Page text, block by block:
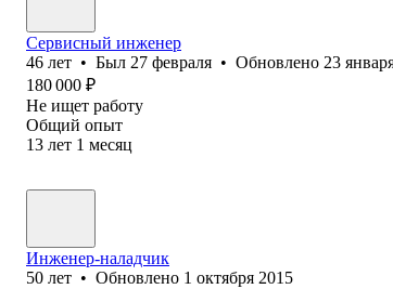
Сервисный инженер
46 лет • Был 27 февраля • Обновлено 23
180 000 ₽
Не ищет работу
Общий опыт
13 лет 1 месяц
Инженер-наладчик
50 лет • Обновлено 1 октября 2015